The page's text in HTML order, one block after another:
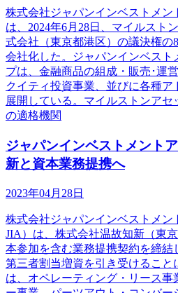
株式会社ジャパンインベストメン
は、2024年6月28日、マイルスト
式会社（東京都港区）の議決権の
会社化した。ジャパンインベスト
プは、金融商品の組成・販売･運
クイティ投資事業、並びに各種
展開している。マイルストンア
の適格機関
ジャパンインベストメント
新と資本業務提携へ
2023年04月28日
株式会社ジャパンインベストメン
JIA）は、株式会社温故知新（東
本参加を含む業務提携契約を締結
第三者割当増資を引き受けること
は、オペレーティング・リース